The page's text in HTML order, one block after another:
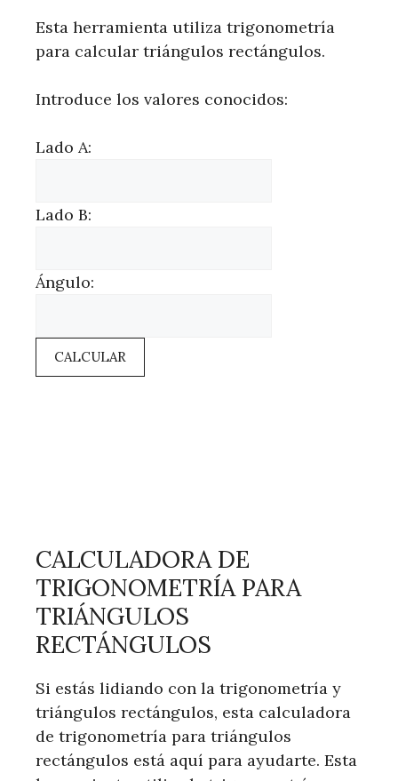
Esta herramienta utiliza trigonometría
para calcular triángulos rectángulos.
Introduce los valores conocidos:
Lado A:
Lado B:
Ángulo:
CALCULAR
CALCULADORA DE
TRIGONOMETRÍA PARA
TRIÁNGULOS
RECTÁNGULOS
Si estás lidiando con la trigonometría y
triángulos rectángulos, esta calculadora
de trigonometría para triángulos
rectángulos está aquí para ayudarte. Esta